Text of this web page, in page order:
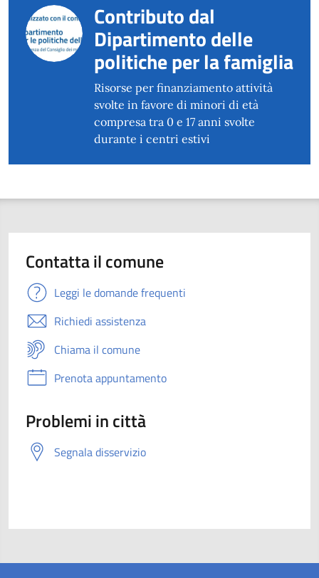
Contributo dal
Dipartimento delle
politiche per la famiglia
Risorse per finanziamento attività
svolte in favore di minori di età
compresa tra 0 e 17 anni svolte
durante i centri estivi
Contatta il comune
Leggi le domande frequenti
Richiedi assistenza
Chiama il comune
Prenota appuntamento
Problemi in città
Segnala disservizio